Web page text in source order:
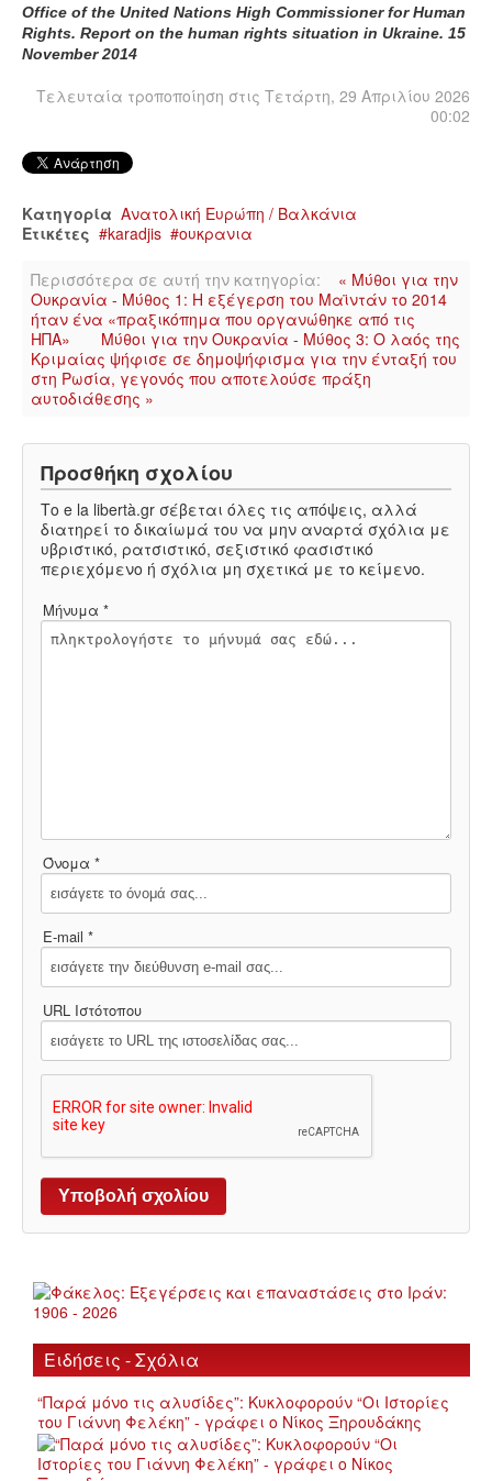
Office of the United Nations High Commissioner for Human
Rights. Report on the human rights situation in Ukraine. 15
November 2014
Τελευταία τροποποίηση στις Τετάρτη, 29 Απριλίου 2026
00:02
Κατηγορία Ανατολική Ευρώπη / Βαλκάνια
Ετικέτες
karadjis ουκρανια
Περισσότερα σε αυτή την κατηγορία:
« Μύθοι για την
Ουκρανία - Μύθος 1: Η εξέγερση του Μαϊντάν το 2014
ήταν ένα «πραξικόπημα που οργανώθηκε από τις
ΗΠΑ»
Μύθοι για την Ουκρανία - Μύθος 3: Ο λαός της
Κριμαίας ψήφισε σε δημοψήφισμα για την ένταξή του
στη Ρωσία, γεγονός που αποτελούσε πράξη
αυτοδιάθεσης »
Προσθήκη σχολίου
Το e la libertà.gr σέβεται όλες τις απόψεις, αλλά
διατηρεί το δικαίωμά του να μην αναρτά σχόλια με
υβριστικό, ρατσιστικό, σεξιστικό φασιστικό
περιεχόμενο ή σχόλια μη σχετικά με το κείμενο.
Μήνυμα *
Όνομα *
E-mail *
URL Ιστότοπου
Ειδήσεις - Σχόλια
“Παρά μόνο τις αλυσίδες”: Κυκλοφορούν “Οι Ιστορίες
του Γιάννη Φελέκη” - γράφει ο Νίκος Ξηρουδάκης